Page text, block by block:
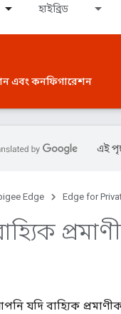
হাইব্রিড
এবং কনফিগারেশন
এই
Edge Edge for
যদি বাহ্যিক